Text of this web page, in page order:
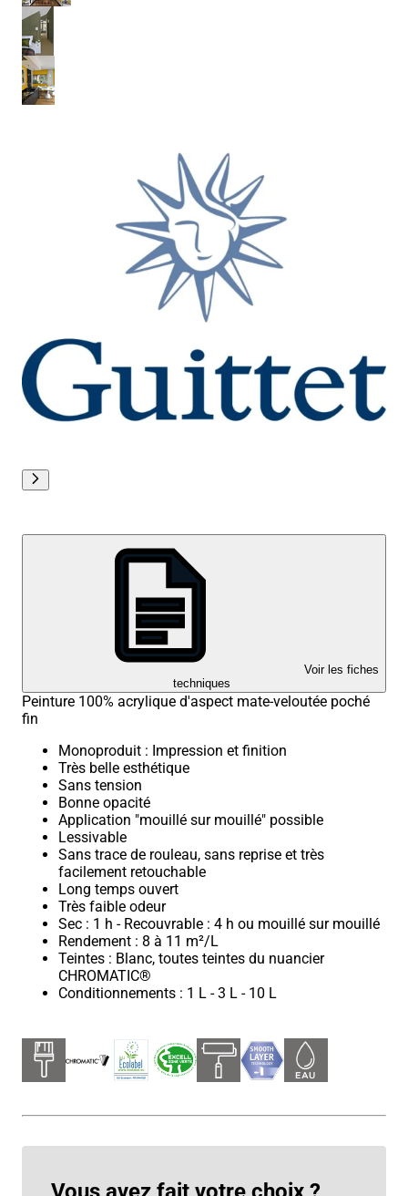
Voir les fiches
techniques
Peinture 100% acrylique d'aspect mate-veloutée poché
fin
Monoproduit : Impression et finition
Très belle esthétique
Sans tension
Bonne opacité
Application "mouillé sur mouillé" possible
Lessivable
Sans trace de rouleau, sans reprise et très
facilement retouchable
Long temps ouvert
Très faible odeur
Sec : 1 h - Recouvrable : 4 h ou mouillé sur mouillé
Rendement : 8 à 11 m²/L
Teintes : Blanc, toutes teintes du nuancier
CHROMATIC®
Conditionnements : 1 L - 3 L - 10 L